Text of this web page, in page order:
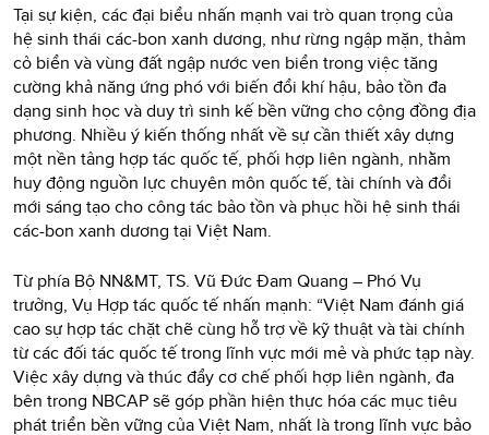
Tại sự kiện, các đại biểu nhấn mạnh vai trò quan trọng của
hệ sinh thái các-bon xanh dương, như rừng ngập mặn, thảm
cỏ biển và vùng đất ngập nước ven biển trong việc tăng
cường khả năng ứng phó với biến đổi khí hậu, bảo tồn đa
dạng sinh học và duy trì sinh kế bền vững cho cộng đồng địa
phương. Nhiều ý kiến thống nhất về sự cần thiết xây dựng
một nền tảng hợp tác quốc tế, phối hợp liên ngành, nhằm
huy động nguồn lực chuyên môn quốc tế, tài chính và đổi
mới sáng tạo cho công tác bảo tồn và phục hồi hệ sinh thái
các-bon xanh dương tại Việt Nam.
Từ phía Bộ NN&MT, TS. Vũ Đức Đam Quang – Phó Vụ
trưởng, Vụ Hợp tác quốc tế nhấn mạnh: “Việt Nam đánh giá
cao sự hợp tác chặt chẽ cùng hỗ trợ về kỹ thuật và tài chính
từ các đối tác quốc tế trong lĩnh vực mới mẻ và phức tạp này.
Việc xây dựng và thúc đẩy cơ chế phối hợp liên ngành, đa
bên trong NBCAP sẽ góp phần hiện thực hóa các mục tiêu
phát triển bền vững của Việt Nam, nhất là trong lĩnh vực bảo